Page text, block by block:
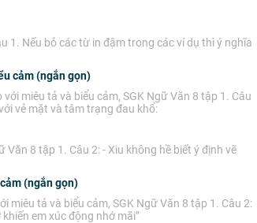
1. Nếu bỏ các từ in đậm trong các ví dụ thì ý nghĩa
cảm (ngắn gọn)
miêu tả và biểu cảm, SGK Ngữ Văn 8 tập 1. Câu
vẻ mặt và tâm trạng đau khổ:
Văn 8 tập 1. Câu 2: - Xiu không hề biết ý định vẽ
(ngắn gọn)
miêu tả và biểu cảm, SGK Ngữ Văn 8 tập 1. Câu 2:
em xúc động nhớ mãi”